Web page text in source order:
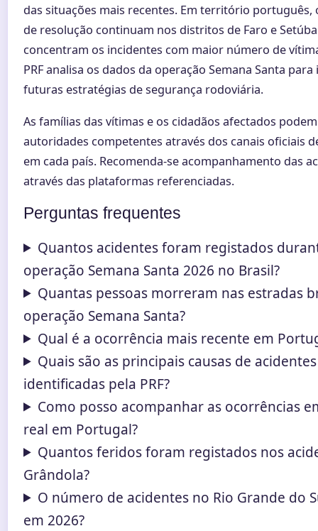
das situações mais recentes. Em território português,
de resolução continuam nos distritos de Faro e
concentram os incidentes com maior número de
PRF analisa os dados da operação Semana Santa
futuras estratégias de segurança rodoviária.
As famílias das vítimas e os cidadãos afectados
autoridades competentes através dos canais oficiais
em cada país. Recomenda-se acompanhamento das
através das plataformas referenciadas.
Perguntas frequentes
Quantos acidentes foram registados
operação Semana Santa 2026 no Brasil?
Quantas pessoas morreram nas estradas
operação Semana Santa?
Qual é a ocorrência mais recente em
Quais são as principais causas de acidentes
identificadas pela PRF?
Como posso acompanhar as ocorrências
real em Portugal?
Quantos feridos foram registados nos
Grândola?
O número de acidentes no Rio Grande do
em 2026?